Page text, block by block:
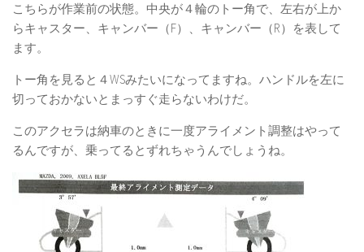
こちらが作業前の状態。中央が４輪のトー角で、左右が上か
らキャスター、キャンバー（F）、キャンバー（R）を表して
ます。
トー角を見ると４WSみたいになってますね。ハンドルを左に
切っておかないとまっすぐ走らないわけだ。
このアクセラは納車のときに一度アライメント調整はやって
るんですが、乗ってるとずれちゃうんでしょうね。